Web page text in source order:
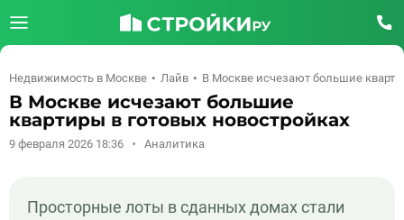
Недвижимость в Москве Лайв В Москве исчезают большие
В Москве исчезают большие
квартиры в готовых новостройках
9 февраля 2026 18:36 Аналитика
Просторные лоты в сданных домах стали